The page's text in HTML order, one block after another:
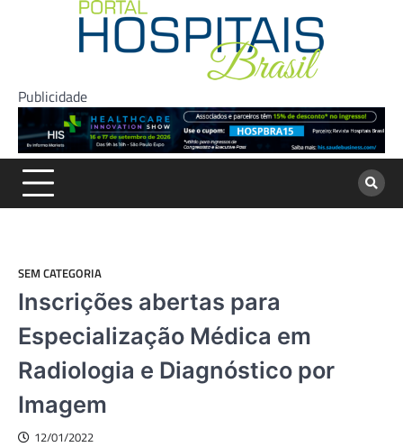
Publicidade
SEM CATEGORIA
Inscrições abertas para
Especialização Médica em
Radiologia e Diagnóstico por
Imagem
12/01/2022